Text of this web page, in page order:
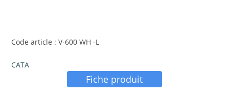
Code article : V-600 WH -L
CATA
Fiche produit